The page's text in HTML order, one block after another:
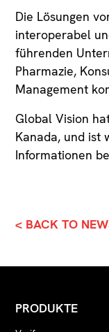
Die Lösungen
interoperabel
führenden
Pharmazie,
Management
Global Vision
Kanada, und ist
Informationen
< BACK TO
PRODUKTE